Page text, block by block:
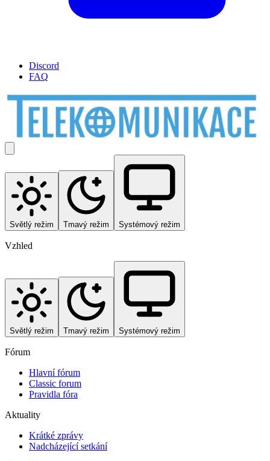
Discord
FAQ
Světlý režim Tmavý režim Systémový režim
Vzhled
Světlý režim Tmavý režim Systémový režim
Fórum
Hlavní fórum
Classic forum
Pravidla fóra
Aktuality
Krátké zprávy
Nadcházející setkání